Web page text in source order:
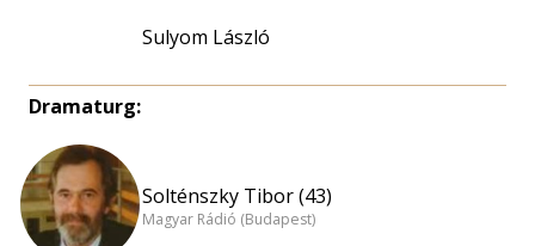
Sulyom László
Dramaturg:
Solténszky Tibor (43)
Magyar Rádió (Budapest)